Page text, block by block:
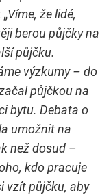
Víme, že lidé,
berou půjčky na
půjčku.
výzkumy – do
půjčkou na
bytu. Debata o
umožnit na
než dosud –
kdo pracuje
vzít půjčku, aby